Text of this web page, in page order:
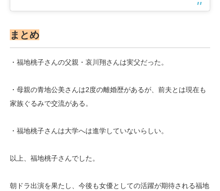
まとめ
・福地桃子さんの父親・哀川翔さんは実父だった。
・母親の青地公美さんは2度の離婚歴があるが、前夫とは現在も
家族ぐるみで交流がある。
・福地桃子さんは大学へは進学していないらしい。
以上、福地桃子さんでした。
朝ドラ出演を果たし、今後も女優としての活躍が期待される福地